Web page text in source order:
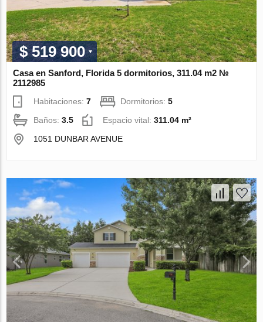
$ 519 900
Casa en Sanford, Florida 5 dormitorios, 311.04 m2 №
2112985
Habitaciones:7 Dormitorios:5
Baños:3.5 Espacio vital:311.04 m²
1051 DUNBAR AVENUE